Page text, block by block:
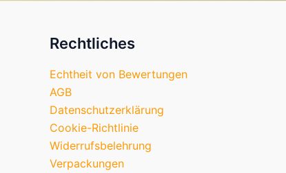
Rechtliches
Echtheit von Bewertungen
AGB
Datenschutzerklärung
Cookie-Richtlinie
Widerrufsbelehrung
Verpackungen